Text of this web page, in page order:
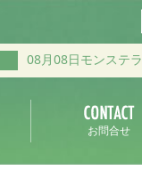
08月08日モンステラ
お問合せ